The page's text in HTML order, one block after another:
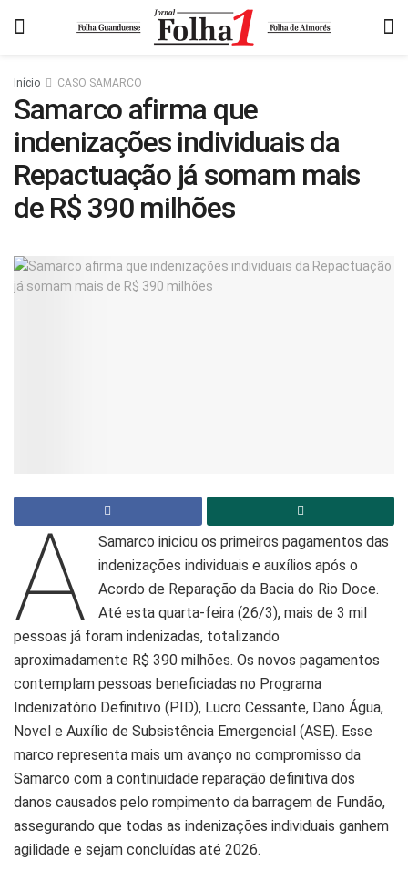
Início CASO SAMARCO
Samarco afirma que
indenizações individuais da
Repactuação já somam mais
de R$ 390 milhões
A
Samarco iniciou os primeiros pagamentos das
indenizações individuais e auxílios após o
Acordo de Reparação da Bacia do Rio Doce.
Até esta quarta-feira (26/3), mais de 3 mil
pessoas já foram indenizadas, totalizando
aproximadamente R$ 390 milhões. Os novos pagamentos
contemplam pessoas beneficiadas no Programa
Indenizatório Definitivo (PID), Lucro Cessante, Dano Água,
Novel e Auxílio de Subsistência Emergencial (ASE). Esse
marco representa mais um avanço no compromisso da
Samarco com a continuidade reparação definitiva dos
danos causados pelo rompimento da barragem de Fundão,
assegurando que todas as indenizações individuais ganhem
agilidade e sejam concluídas até 2026.